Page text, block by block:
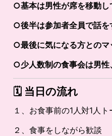
○基本は男性が席を移動し
○後半は参加者全員で話を
○最後に気になる方とのマ
○少人数制の食事会は男性
🗓️ 当日の流れ
１、お食事前の1人対1人
２、食事をしながら歓談